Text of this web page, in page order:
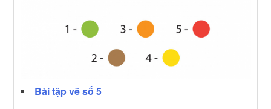
Bài tập về số 5